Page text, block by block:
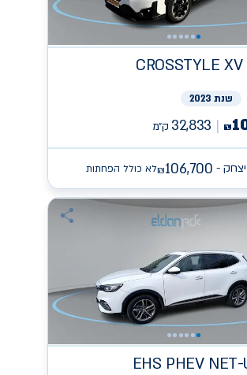
CROSSTYLE XV
שנת 2023
₪
32,833 ק״מ
יצחק - ₪106,700 לא כולל הפחתות
EHS PHEV NET-